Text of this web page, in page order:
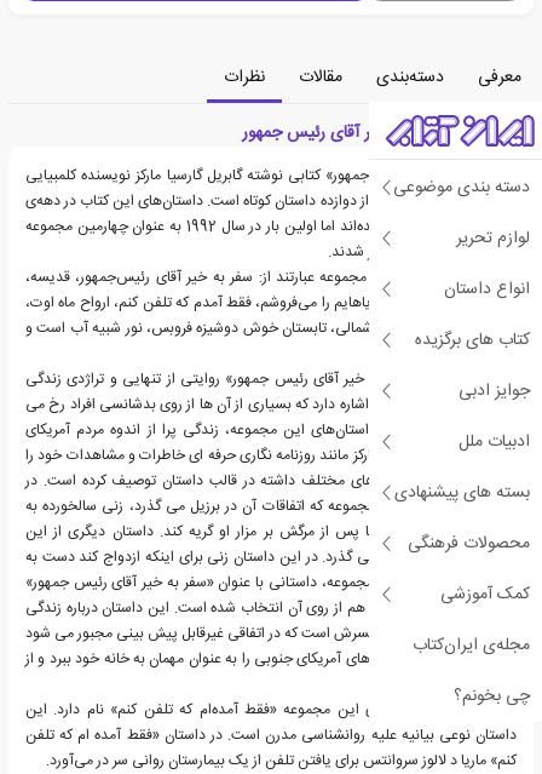
دسته بندی موضوعی
لوازم تحریر
انواع داستان
کتاب های برگزیده
جوایز ادبی
ادبیات ملل
بسته های پیشنهادی
محصولات فرهنگی
کمک آموزشی
مجله‌ی ایران‌کتاب
چی بخونم؟
معرفی دسته‌بندی مقالات
نظرات
معرفی کتاب سفر به خیر آقای رئیس جمهور
«سفر به خیر آقای رئیس جمهور» کتابی نوشته گابریل گارسیا مارکز نویسنده‌ کلمبیایی
است. این اثر مجموعه ای از دوازده داستان کوتاه است. داستان‌های این کتاب در دهه‌ی
هفتاد و هشتاد نوشته شده‌اند اما اولین بار در سال 1992 به عنوان چهارمین مجموعه
داستان نوشته مارکز منتشر شدند.
عناوین داستان های این مجموعه عبارتند از: سفر به خیر آقای رئیس‌جمهور، قدیسه،
زیبای خفته و هواپیما، رویاهایم را می‌فروشم، فقط آمدم که تلفن کنم، ارواح ماه اوت،
ماریا دوس پراسرس، باد شمالی، تابستان خوش دوشیزه فروبس، نور شبیه آب است و
رد خون تو در برف.
مجموعه داستان «سفر به خیر آقای رئیس جمهور» روایتی‌ از تنهایی و تراژدی زندگی
انسان است و به اتفاقاتی اشاره دارد که بسیاری از آن ها از روی بدشانسی افراد رخ می
دهند. حوادث و فضای داستان‌های این مجموعه، زندگی پرا از اندوه مردم آمریکای
لاتین را روایت می کند. مارکز مانند روزنامه نگاری حرفه ای خاطرات و مشاهدات خود را
از سفرهایی که به کشورهای مختلف داشته در قالب داستان توصیف کرده است. در
یکی از داستان‌های این مجموعه که اتفاقات آن در برزیل می گذرد، زنی سالخورده به
سگش آموزش می‌دهد تا پس از مرگش بر مزار او گریه کند. داستان دیگری از این
مجموعه در وین اتریش می گذرد. در این داستان زنی برای اینکه ازدواج کند دست به
هر کاری می زند. در این مجموعه، داستانی با عنوان «سفر به خیر آقای رئیس جمهور»
وجود دارد که عنوان کتاب هم از روی آن انتخاب شده است. این داستان درباره زندگی
یک راننده آمبولانس و همسرش است که در اتفاقی غیرقابل پیش بینی مجبور می شود
رئیس‌جمهور یکی از کشورهای آمریکای جنوبی را به عنوان مهمان به خانه خود ببرد و از
او پذیرایی کند.
یکی دیگر از داستان های این مجموعه «فقط آمده‌ام که تلفن کنم» نام دارد. این
داستان نوعی بیانیه علیه روانشناسی مدرن است. در داستان «فقط آمده ام که تلفن
کنم» ماریا د لالوز سروانتس برای یافتن تلفن از یک بیمارستان روانی سر در می‌آورد.